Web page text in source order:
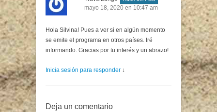
mayo 18, 2020 en 10:47 am
Hola Silvina! Pues a ver si en algún momento
se emite el programa en otros países. Iré
informando. Gracias por tu interés y un abrazo!
Inicia sesión para responder ↓
Deja un comentario